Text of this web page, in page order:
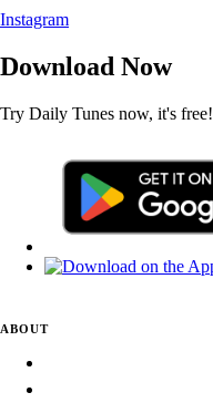
Instagram
Download Now
Try Daily Tunes now, it's free!
ABOUT